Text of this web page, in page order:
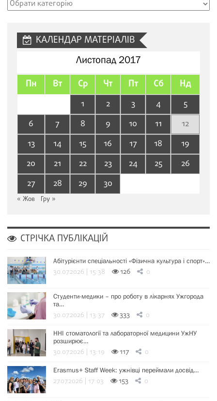
Рубрики
КАЛЕНДАР МАТЕРІАЛІВ
Листопад 2017
Пн Вт Ср Чт Пт Сб Нд
1 2 3 4
5
6
7 8 9 10 11
12
13
14 15 16 17 18
19
20
21 22 23 24 25
26
27
28 29 30
« Жов Гру »
СТРІЧКА ПУБЛІКАЦІЙ
Абітурієнти спеціальності «Фізична культура і спорт»…
30.07.2026 | 15:38 126 0
Студенти-медики – про роботу в лікарнях Ужгорода
та…
30.07.2026 | 13:37 333 0
ННІ стоматології та лабораторної медицини УжНУ
розширює…
30.07.2026 | 13:19 117 0
Erasmus+ Staff Week: ужнівці переймали досвід…
27.07.2026 | 17:03 153 0